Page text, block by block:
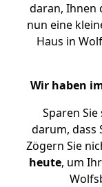
daran, Ihnen
nun eine
Haus in
Wir haben
Sparen
darum, dass
Zögern Sie
heute, um